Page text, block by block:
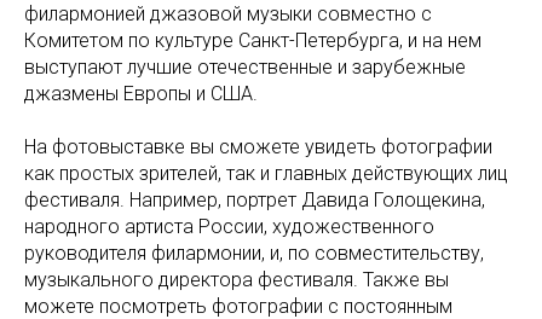
филармонией джазовой музыки совместно с
Комитетом по культуре Санкт-Петербурга, и на нем
выступают лучшие отечественные и зарубежные
джазмены Европы и США.
На фотовыставке вы сможете увидеть фотографии
как простых зрителей, так и главных действующих лиц
фестиваля. Например, портрет Давида Голощекина,
народного артиста России, художественного
руководителя филармонии, и, по совместительству,
музыкального директора фестиваля. Также вы
можете посмотреть фотографии с постоянным